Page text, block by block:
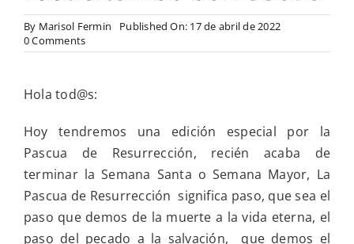
By Marisol Fermin
Published On: 17 de abril de 2022
0 Commentson
Edición
la
de
Resurrección
y
en
la
reflexión
personal:
resucitemos
con
Hola tod@s:
Hoy tendremos una edición especial por la
Pascua de Resurrección, recién acaba de
terminar la Semana Santa o Semana Mayor, La
Pascua de Resurrección significa paso, que sea el
paso que demos de la muerte a la vida eterna, el
paso del pecado a la salvación, que demos el